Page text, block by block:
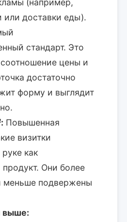
(например,
или доставки еды).
стандарт. Это
цены и
достаточно
форму и выглядит
Повышенная
визитки
как
Они более
меньше подвержены
выше: